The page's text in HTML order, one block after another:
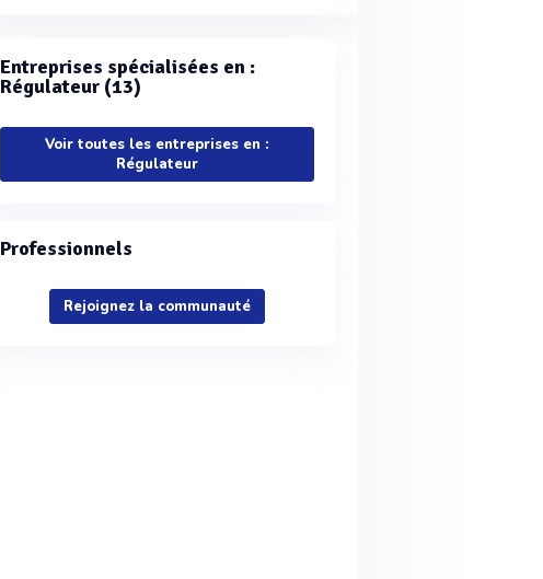
Entreprises spécialisées en :
Régulateur (13)
Voir toutes les entreprises en :
Régulateur
Professionnels
Rejoignez la communauté